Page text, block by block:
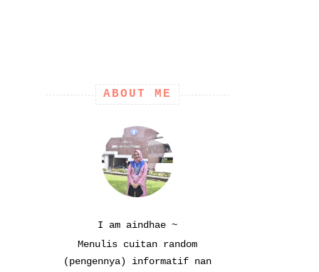
ABOUT ME
I am aindhae ~
Menulis cuitan random
(pengennya) informatif nan